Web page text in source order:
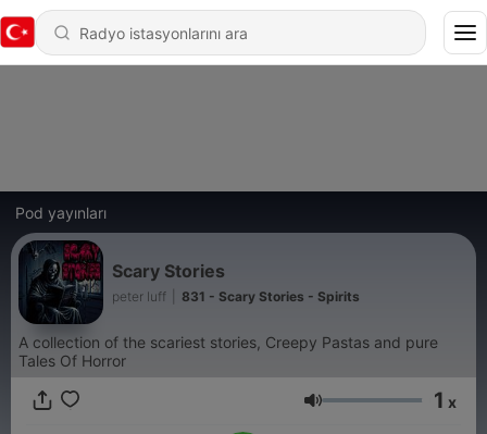
Pod yayınları
Scary Stories
peter luff 831 - Scary Stories - Spirits
A collection of the scariest stories, Creepy Pastas and pure
Tales Of Horror
Ses 1 x